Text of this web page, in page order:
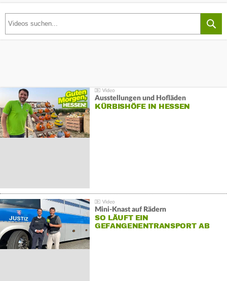
Ausstellungen und Hofläden
KÜRBISHÖFE IN HESSEN
Mini-Knast auf Rädern
SO LÄUFT EIN
GEFANGENENTRANSPORT AB